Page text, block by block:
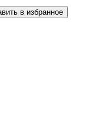
в избранное